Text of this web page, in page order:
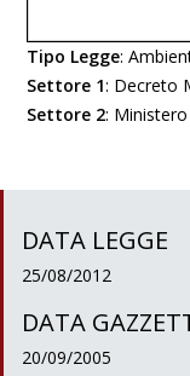
Tipo Legge:
Settore 1: Decreto
Settore 2:
DATA LEGGE
25/08/2012
DATA
20/09/2005